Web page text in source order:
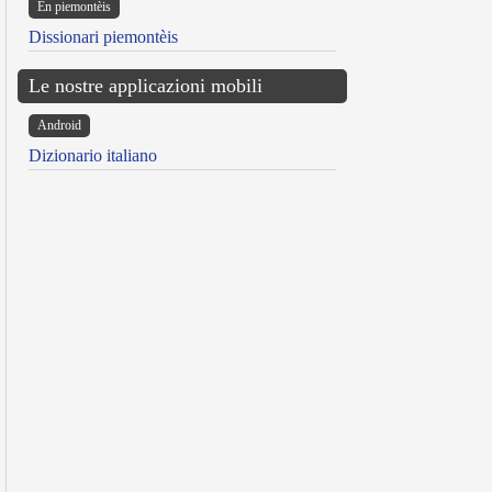
Ën piemontèis
Dissionari piemontèis
Le nostre applicazioni mobili
Android
Dizionario italiano